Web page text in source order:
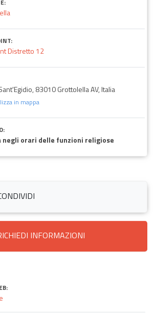
Distretto 12
83010 Grottolella AV, Italia
in mappa
negli orari delle funzioni religiose
INFORMAZIONI